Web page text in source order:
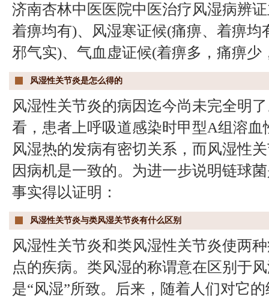
济南杏林中医医院中医治疗风湿病辨
着痹均有)、风湿寒证候(痛痹、着痹
邪气实)、气血虚证候(着痹多，痛痹少
风湿性关节炎是怎么得的
风湿性关节炎的病因迄今尚未完全明
看，患者上呼吸道感染时甲型A组溶
风湿热的发病有密切关系，而风湿性
因病机是一致的。为进一步说明链球
事实得以证明：
风湿性关节炎与类风湿关节炎有什么区别
风湿性关节炎和类风湿性关节炎使两
点的疾病。类风湿的称谓意在区别于
是“风湿”所致。后来，随着人们对它